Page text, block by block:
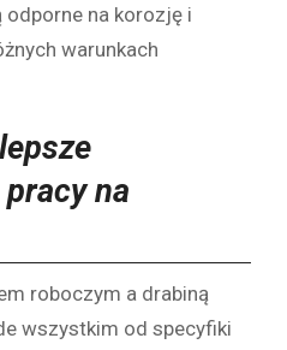
odporne na korozję i
warunkach
na
roboczym a drabiną
wszystkim od specyfiki